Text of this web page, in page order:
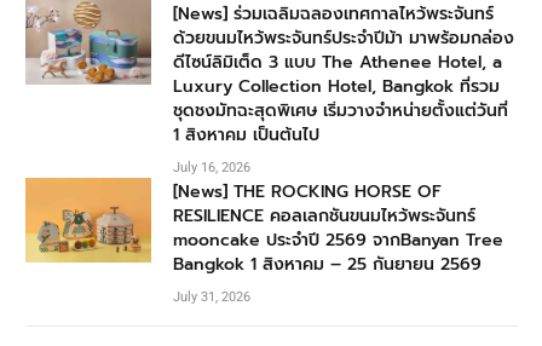
[News] ร่วมเฉลิมฉลองเทศกาลไหว้พระจันทร์
ด้วยขนมไหว้พระจันทร์ประจำปีม้า มาพร้อมกล่อง
ดีไซน์ลิมิเต็ด 3 แบบ The Athenee Hotel, a
Luxury Collection Hotel, Bangkok ที่รวม
ชุดชงมัทฉะสุดพิเศษ เริ่มวางจำหน่ายตั้งแต่วันที่
1 สิงหาคม เป็นต้นไป
July 16, 2026
[News] THE ROCKING HORSE OF
RESILIENCE คอลเลกชันขนมไหว้พระจันทร์
mooncake ประจำปี 2569 จากBanyan Tree
Bangkok 1 สิงหาคม – 25 กันยายน 2569
July 31, 2026